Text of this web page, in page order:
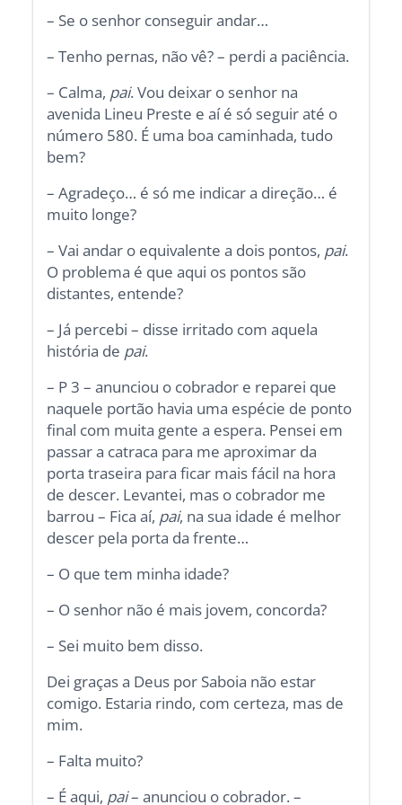
– Se o senhor conseguir andar…
– Tenho pernas, não vê? – perdi a paciência.
– Calma, pai. Vou deixar o senhor na
avenida Lineu Preste e aí é só seguir até o
número 580. É uma boa caminhada, tudo
bem?
– Agradeço… é só me indicar a direção… é
muito longe?
– Vai andar o equivalente a dois pontos, pai.
O problema é que aqui os pontos são
distantes, entende?
– Já percebi – disse irritado com aquela
história de pai.
– P 3 – anunciou o cobrador e reparei que
naquele portão havia uma espécie de ponto
final com muita gente a espera. Pensei em
passar a catraca para me aproximar da
porta traseira para ficar mais fácil na hora
de descer. Levantei, mas o cobrador me
barrou – Fica aí, pai, na sua idade é melhor
descer pela porta da frente…
– O que tem minha idade?
– O senhor não é mais jovem, concorda?
– Sei muito bem disso.
Dei graças a Deus por Saboia não estar
comigo. Estaria rindo, com certeza, mas de
mim.
– Falta muito?
– É aqui, pai– anunciou o cobrador. –